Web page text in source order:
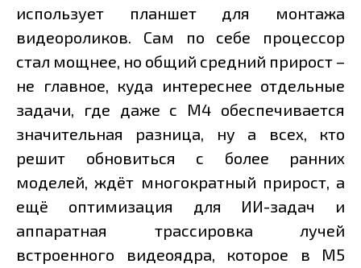
использует планшет для монтажа
видеороликов. Сам по себе процессор
стал мощнее, но общий средний прирост –
не главное, куда интереснее отдельные
задачи, где даже с M4 обеспечивается
значительная разница, ну а всех, кто
решит обновиться с более ранних
моделей, ждёт многократный прирост, а
ещё оптимизация для ИИ-задач и
аппаратная трассировка лучей
встроенного видеоядра, которое в M5